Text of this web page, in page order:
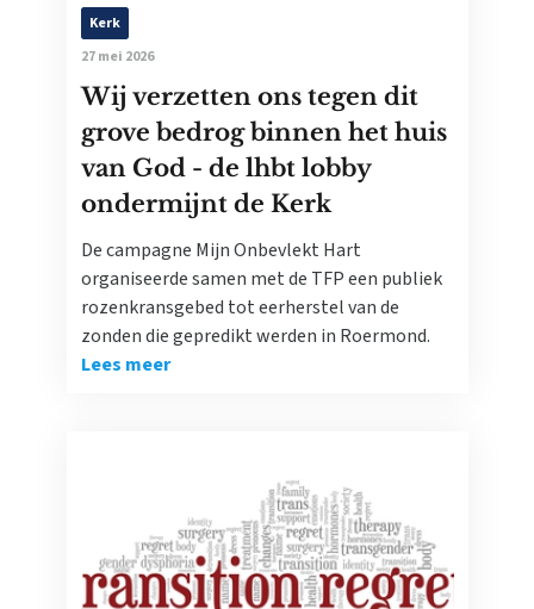
Kerk
27 mei 2026
Wij verzetten ons tegen dit
grove bedrog binnen het huis
van God - de lhbt lobby
ondermijnt de Kerk
De campagne Mijn Onbevlekt Hart
organiseerde samen met de TFP een publiek
rozenkransgebed tot eerherstel van de
zonden die gepredikt werden in Roermond.
Lees meer